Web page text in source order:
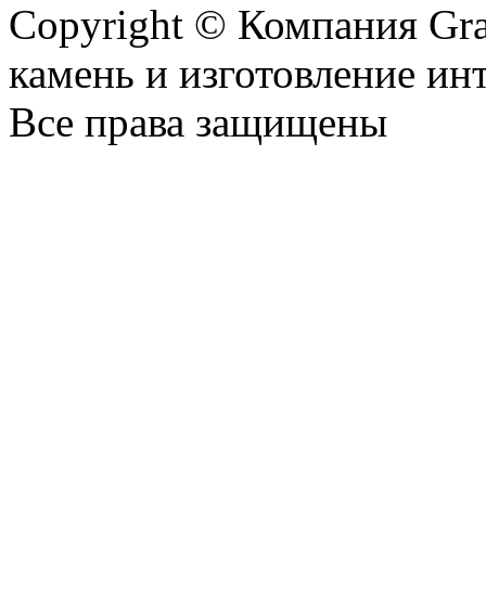
Copyright © Компания
камень и изготовление
Все права защищены